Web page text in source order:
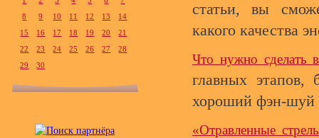
8
9 10 11 12 13
14
15
16 17 18 19 20
21
22
23 24 25 26 27
28
29
30
статьи, вы
какого качества
Что нужно сделать
главных этапов,
хороший фэн-шуй
«Отравленные